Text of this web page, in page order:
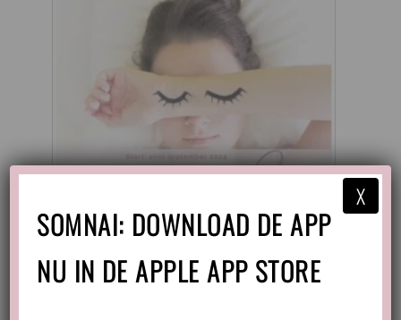
SOMNAI: DOWNLOAD DE APP
NU IN DE APPLE APP STORE
X